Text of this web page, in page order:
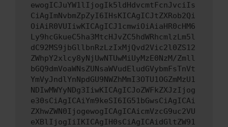
ewogICJuYW1lIjogIk5ldHdvcmtFcnJvciIs
CiAgImNvbmZpZyI6IHsKICAgICJtZXRob2Qi
OiAiR0VUIiwKICAgICJ1cmwiOiAiaHR0cHM6
Ly9hcGkueC5ha3MtcHJvZC5hdWRhcmlzLm5l
dC92MS9jbGllbnRzLzIxMjQvd2Vic2l0ZS12
ZWhpY2xlcy8yNjUwNTUwMiUyMzE0NzM/Zmll
bGQ9dmVoaWNsZUNsaWVudEludGVybmFsTnVt
YmVyJndlYnNpdGU9NWZhMmI3OTU1OGZmMzU1
NDIwMWYyNDg3IiwKICAgICJoZWFkZXJzIjog
e30sCiAgICAiYm9keSI6IG51bGwsCiAgICAi
ZXhwZWN0IjogewogICAgICAicmVzcG9uc2VU
eXBlIjogIiIKICAgIH0sCiAgICAidGltZW91